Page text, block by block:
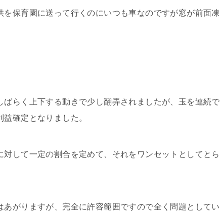
保育園に送って行くのにいつも車なのですが窓が前面凍
らく上下する動きで少し翻弄されましたが、玉を連続で
確定となりました。
して一定の割合を定めて、それをワンセットとしてとら
がりますが、完全に許容範囲ですので全く問題としてい